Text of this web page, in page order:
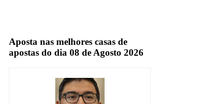
Aposta nas melhores casas de
apostas do dia 08 de Agosto 2026